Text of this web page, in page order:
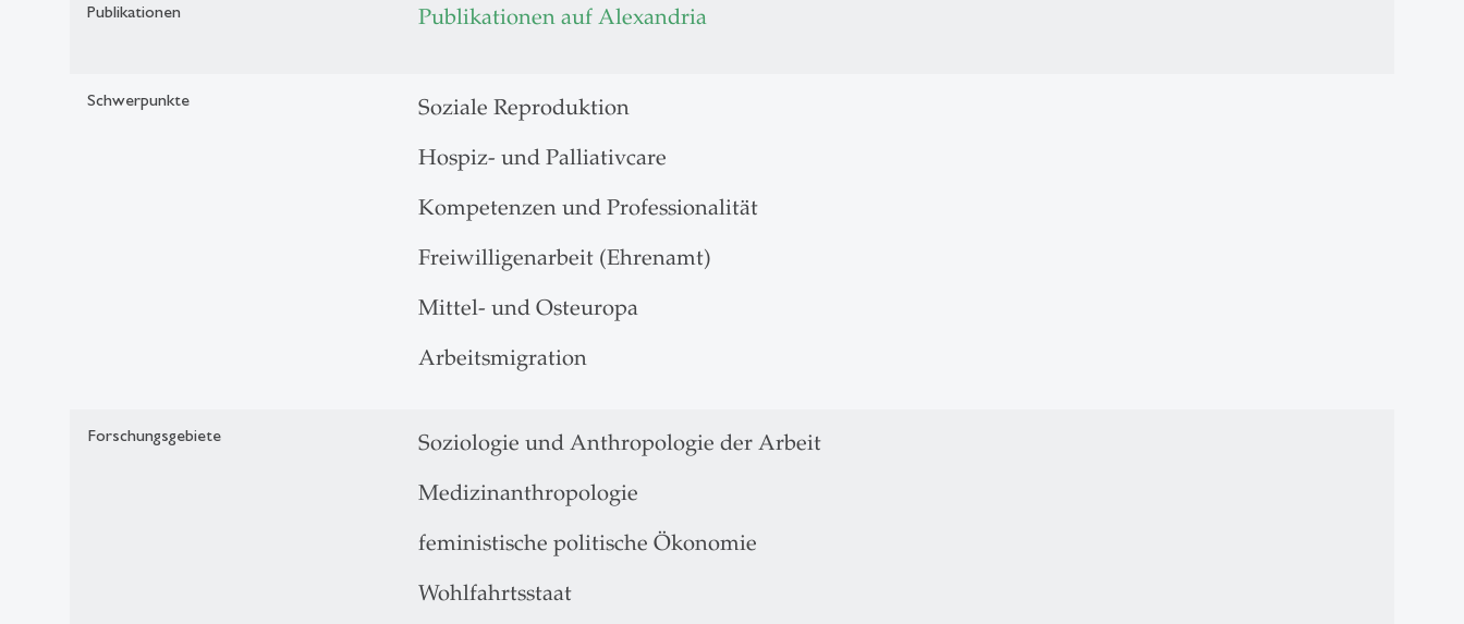
Publikationen Publikationen auf Alexandria
Schwerpunkte
Soziale Reproduktion
Hospiz- und Palliativcare
Kompetenzen und Professionalität
Freiwilligenarbeit (Ehrenamt)
Mittel- und Osteuropa
Arbeitsmigration
Forschungsgebiete
Soziologie und Anthropologie der Arbeit
Medizinanthropologie
feministische politische Ökonomie
Wohlfahrtsstaat